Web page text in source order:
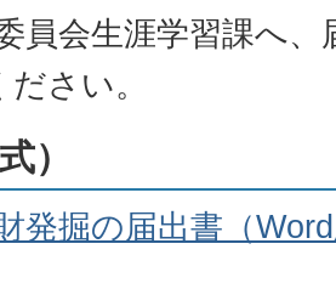
員会生涯学習課へ
さい。
）
発掘の届出書（